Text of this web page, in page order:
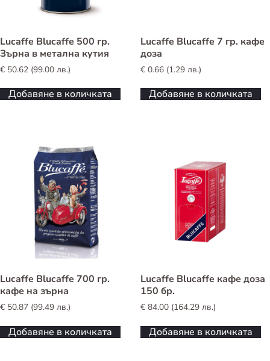
Lucaffe Blucaffe 500 гр.
Зърна в метална кутия
€ 50.62 (99.00 лв.)
Добавяне в количката
Lucaffe Blucaffe 7 гр. кафе
доза
€0.66(1.29 лв.)
Добавяне в количката
Lucaffe Blucaffe 700 гр.
кафе на зърна
€ 50.87 (99.49 лв.)
Добавяне в количката
Lucaffe Blucaffe кафе доза
150 бр.
€84.00(164.29 лв.)
Добавяне в количката